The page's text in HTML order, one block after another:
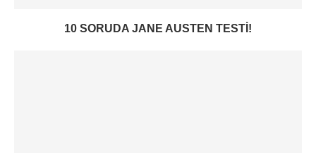
10 SORUDA JANE AUSTEN TESTI!